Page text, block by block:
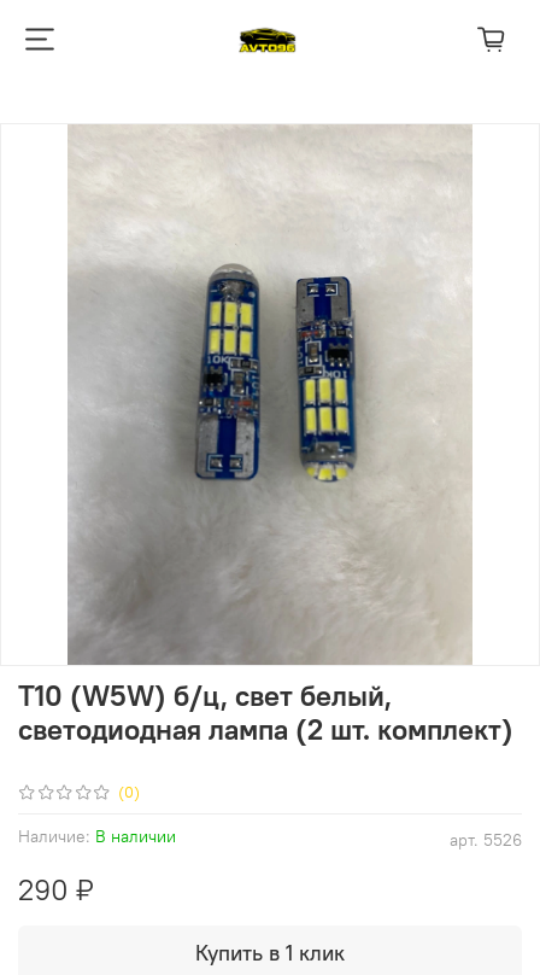
(0)
арт. 5526
Наличие: В наличии
T10 (W5W) б/ц, свет белый,
светодиодная лампа (2 шт. комплект)
290 ₽
Купить в 1 клик